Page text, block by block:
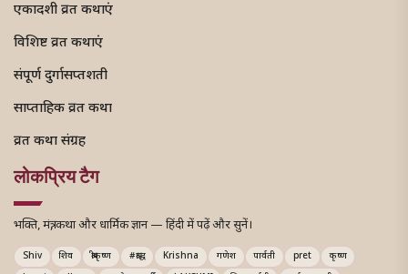
एकादशी व्रत कथाएं
विशिष्ट व्रत कथाएं
संपूर्ण दुर्गासप्तशती
साप्ताहिक व्रत कथा
व्रत कथा संग्रह
लोकप्रिय टैग
भक्ति, मंत्र, कथा और धार्मिक ज्ञान — हिंदी में पढ़ें और सुनें।
Shiv शिव श्रीकृष्ण #श्राद्ध Krishna गणेश पार्वती pret
कृष्ण